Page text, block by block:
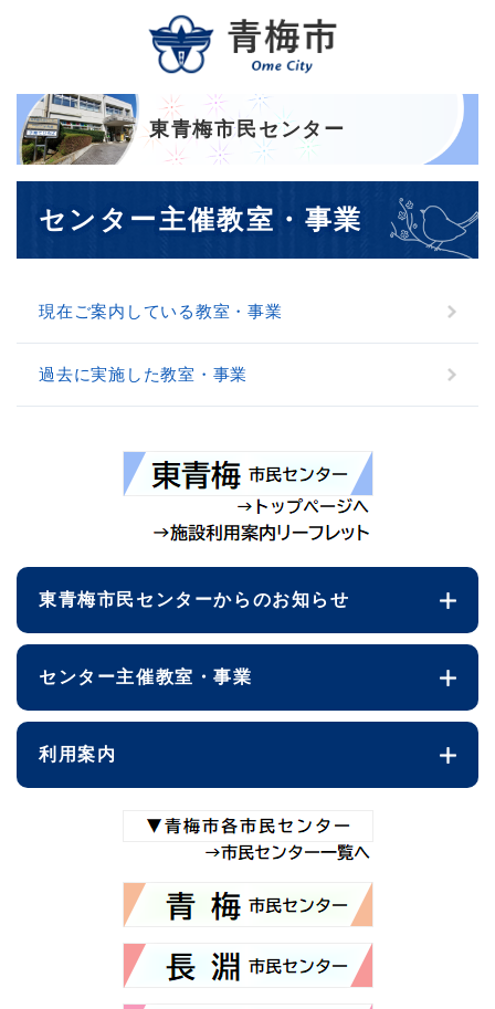
メニューを飛ばして本文へ
東青梅市民センター
センター主催教室・事業
現在ご案内している教室・事業
過去に実施した教室・事業
東青梅市民センターからのお知らせ
センター主催教室・事業
利用案内